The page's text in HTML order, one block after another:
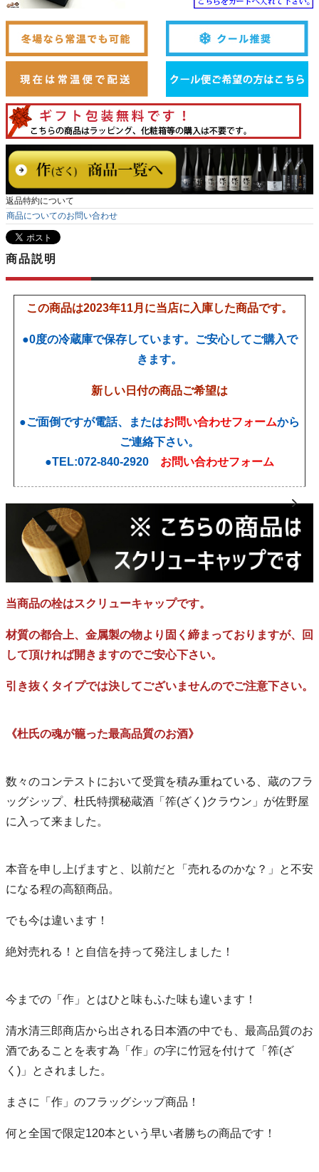
返品特約について
商品についてのお問い合わせ
商品説明
この商品は2023年11月に当店に入庫した商品です。
●0度の冷蔵庫で保存しています。ご安心してご購入で
きます。
新しい日付の商品ご希望は
●ご面倒ですが電話、またはお問い合わせフォームから
ご連絡下さい。
●TEL:072-840-2920 お問い合わせフォーム
当商品の栓はスクリューキャップです。
材質の都合上、金属製の物より固く締まっておりますが、回
して頂ければ開きますのでご安心下さい。
引き抜くタイプでは決してございませんのでご注意下さい。
《杜氏の魂が籠った最高品質のお酒》
数々のコンテストにおいて受賞を積み重ねている、蔵のフラ
ッグシップ、杜氏特撰秘蔵酒「筰(ざく)クラウン」が佐野屋
に入って来ました。
本音を申し上げますと、以前だと「売れるのかな？」と不安
になる程の高額商品。
でも今は違います！
絶対売れる！と自信を持って発注しました！
今までの「作」とはひと味もふた味も違います！
清水清三郎商店から出される日本酒の中でも、最高品質のお
酒であることを表す為「作」の字に竹冠を付けて「筰(ざ
く)」とされました。
まさに「作」のフラッグシップ商品！
何と全国で限定120本という早い者勝ちの商品です！